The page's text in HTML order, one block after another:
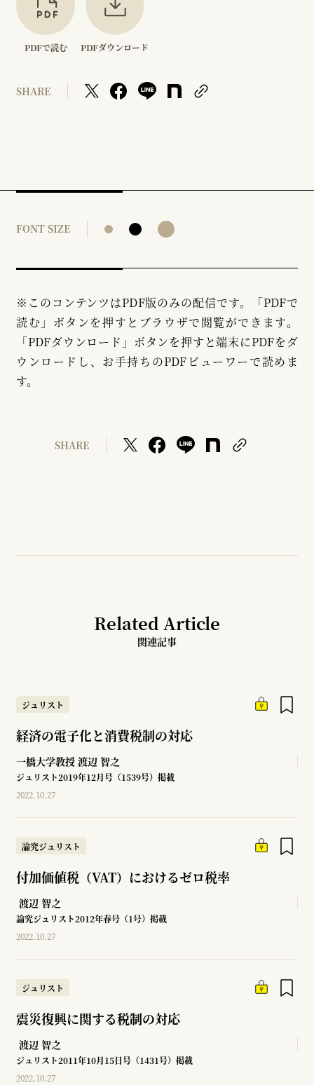
PDFで読む PDFダウンロード
SHARE
FONT SIZE
※このコンテンツはPDF版のみの配信です。「PDFで
読む」ボタンを押すとブラウザで閲覧ができます。
「PDFダウンロード」ボタンを押すと端末にPDFをダ
ウンロードし、お手持ちのPDFビューワーで読めま
す。
SHARE
Related Article
関連記事
ジュリスト
経済の電子化と消費税制の対応
一橋大学教授 渡辺 智之
ジュリスト2019年12月号（1539号）掲載
2022.10.27
論究ジュリスト
付加価値税（VAT）におけるゼロ税率
渡辺 智之
論究ジュリスト2012年春号（1号）掲載
2022.10.27
ジュリスト
震災復興に関する税制の対応
渡辺 智之
ジュリスト2011年10月15日号（1431号）掲載
2022.10.27